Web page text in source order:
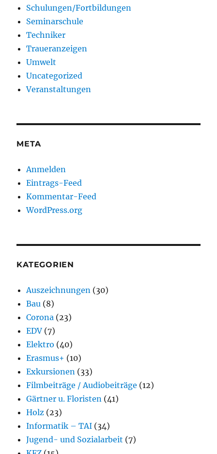
Schulungen/Fortbildungen
Seminarschule
Techniker
Traueranzeigen
Umwelt
Uncategorized
Veranstaltungen
META
Anmelden
Eintrags-Feed
Kommentar-Feed
WordPress.org
KATEGORIEN
Auszeichnungen (30)
Bau (8)
Corona (23)
EDV (7)
Elektro (40)
Erasmus+ (10)
Exkursionen (33)
Filmbeiträge / Audiobeiträge (12)
Gärtner u. Floristen (41)
Holz (23)
Informatik – TAI (34)
Jugend- und Sozialarbeit (7)